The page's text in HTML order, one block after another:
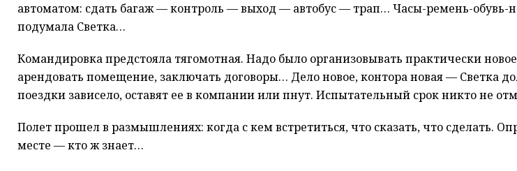
автоматом: сдать багаж — контроль — выход — автобус — трап… Часы-ремень-
подумала Светка…
Командировка предстояла тягомотная. Надо было организовывать практически
арендовать помещение, заключать договоры… Дело новое, контора новая — Светка
поездки зависело, оставят ее в компании или пнут. Испытательный срок никто не
Полет прошел в размышлениях: когда с кем встретиться, что сказать, что сделать.
месте — кто ж знает…